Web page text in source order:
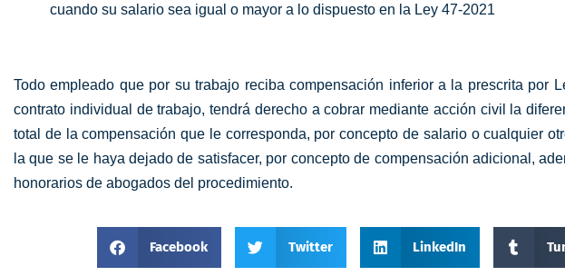
cuando su salario sea igual o mayor a lo dispuesto en la Ley 47-2021
Todo empleado que por su trabajo reciba compensación inferior a la prescrita por
contrato individual de trabajo, tendrá derecho a cobrar mediante acción civil la
total de la compensación que le corresponda, por concepto de salario o cualquier
la que se le haya dejado de satisfacer, por concepto de compensación adicional,
honorarios de abogados del procedimiento.
Facebook Twitter LinkedIn